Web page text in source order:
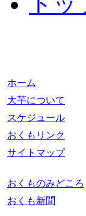
ホーム
大芋について
スケジュール
おくもリンク
サイトマップ
おくものみどころ
おくも新聞